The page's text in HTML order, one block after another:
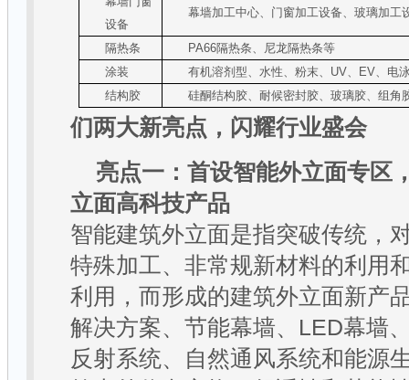
设备
幕墙加工中心、门窗加工设备、玻璃加工
隔热条 PA66隔热条、尼龙隔热条等
涂装
有机溶剂型、水性、粉末、 UV、 EV、电
结构胶
硅酮结构胶、耐候密封胶、玻璃胶、组角
们两大新亮点，闪耀行业盛会
亮点一：首设智能外立面专区
立面高科技产品
智能建筑外立面是指突破传统，
特殊加工、非常规新材料的利用
利用，而形成的建筑外立面新产
解决方案、节能幕墙、 LED幕墙
反射系统、自然通风系统和能源